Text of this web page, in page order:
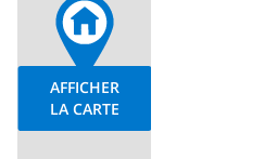
AFFICHER
LA CARTE